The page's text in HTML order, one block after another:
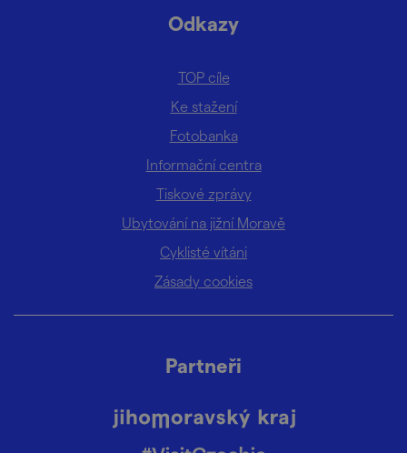
Odkazy
TOP cíle
Ke stažení
Fotobanka
Informační centra
Tiskové zprávy
Ubytování na jižní Moravě
Cyklisté vítáni
Zásady cookies
Partneři